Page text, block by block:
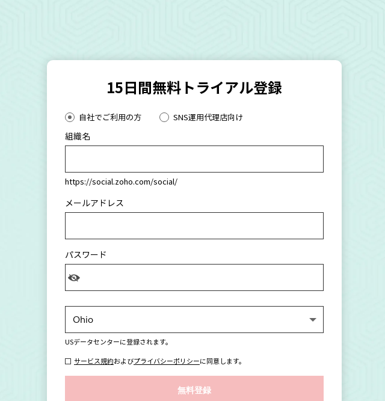
15日間無料トライアル登録
自社でご利用の方 SNS運用代理店向け
組織名
https://social.zoho.com/social/
メールアドレス
パスワード
USデータセンターに登録されます。
サービス規約およびプライバシーポリシーに同意します。